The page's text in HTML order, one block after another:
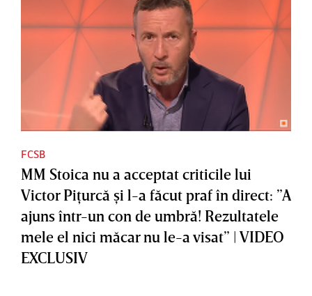
FCSB
MM Stoica nu a acceptat criticile lui
Victor Piţurcă şi l-a făcut praf în direct: ”A
ajuns într-un con de umbră! Rezultatele
mele el nici măcar nu le-a visat” | VIDEO
EXCLUSIV